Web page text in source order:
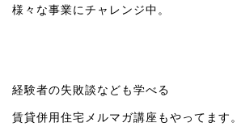
様々な事業にチャレンジ中。
経験者の失敗談なども学べる
賃貸併用住宅メルマガ講座もやってます。